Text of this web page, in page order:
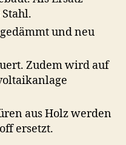
und neu
Zudem wird auf
aus Holz werden
ersetzt.